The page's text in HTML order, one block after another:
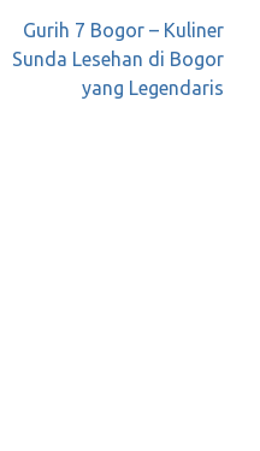
Gurih 7 Bogor – Kuliner
Sunda Lesehan di Bogor
yang Legendaris